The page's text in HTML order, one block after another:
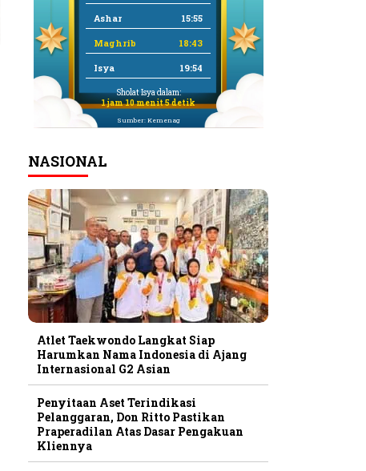
Ashar 15:55
Maghrib 18:43
Isya 19:54
Sholat Isya dalam:
1 jam 10 menit 4 detik
Sumber: Kemenag
NASIONAL
Atlet Taekwondo Langkat Siap
Harumkan Nama Indonesia di Ajang
Internasional G2 Asian
Penyitaan Aset Terindikasi
Pelanggaran, Don Ritto Pastikan
Praperadilan Atas Dasar Pengakuan
Kliennya